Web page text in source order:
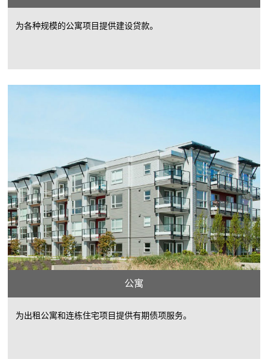
为各种规模的公寓项目提供建设贷款。
公寓
为出租公寓和连栋住宅项目提供有期债项服务。